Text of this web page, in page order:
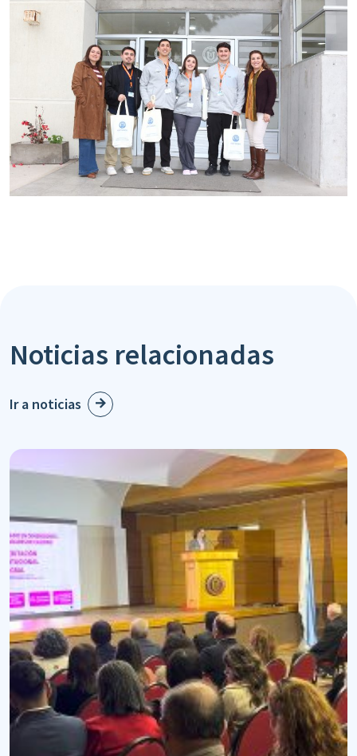
Noticias relacionadas
Ir a noticias